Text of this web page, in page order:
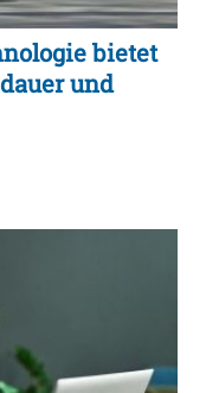
bietet
und